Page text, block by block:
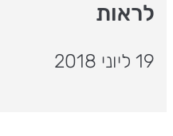
לראות
19 ליוני 2018